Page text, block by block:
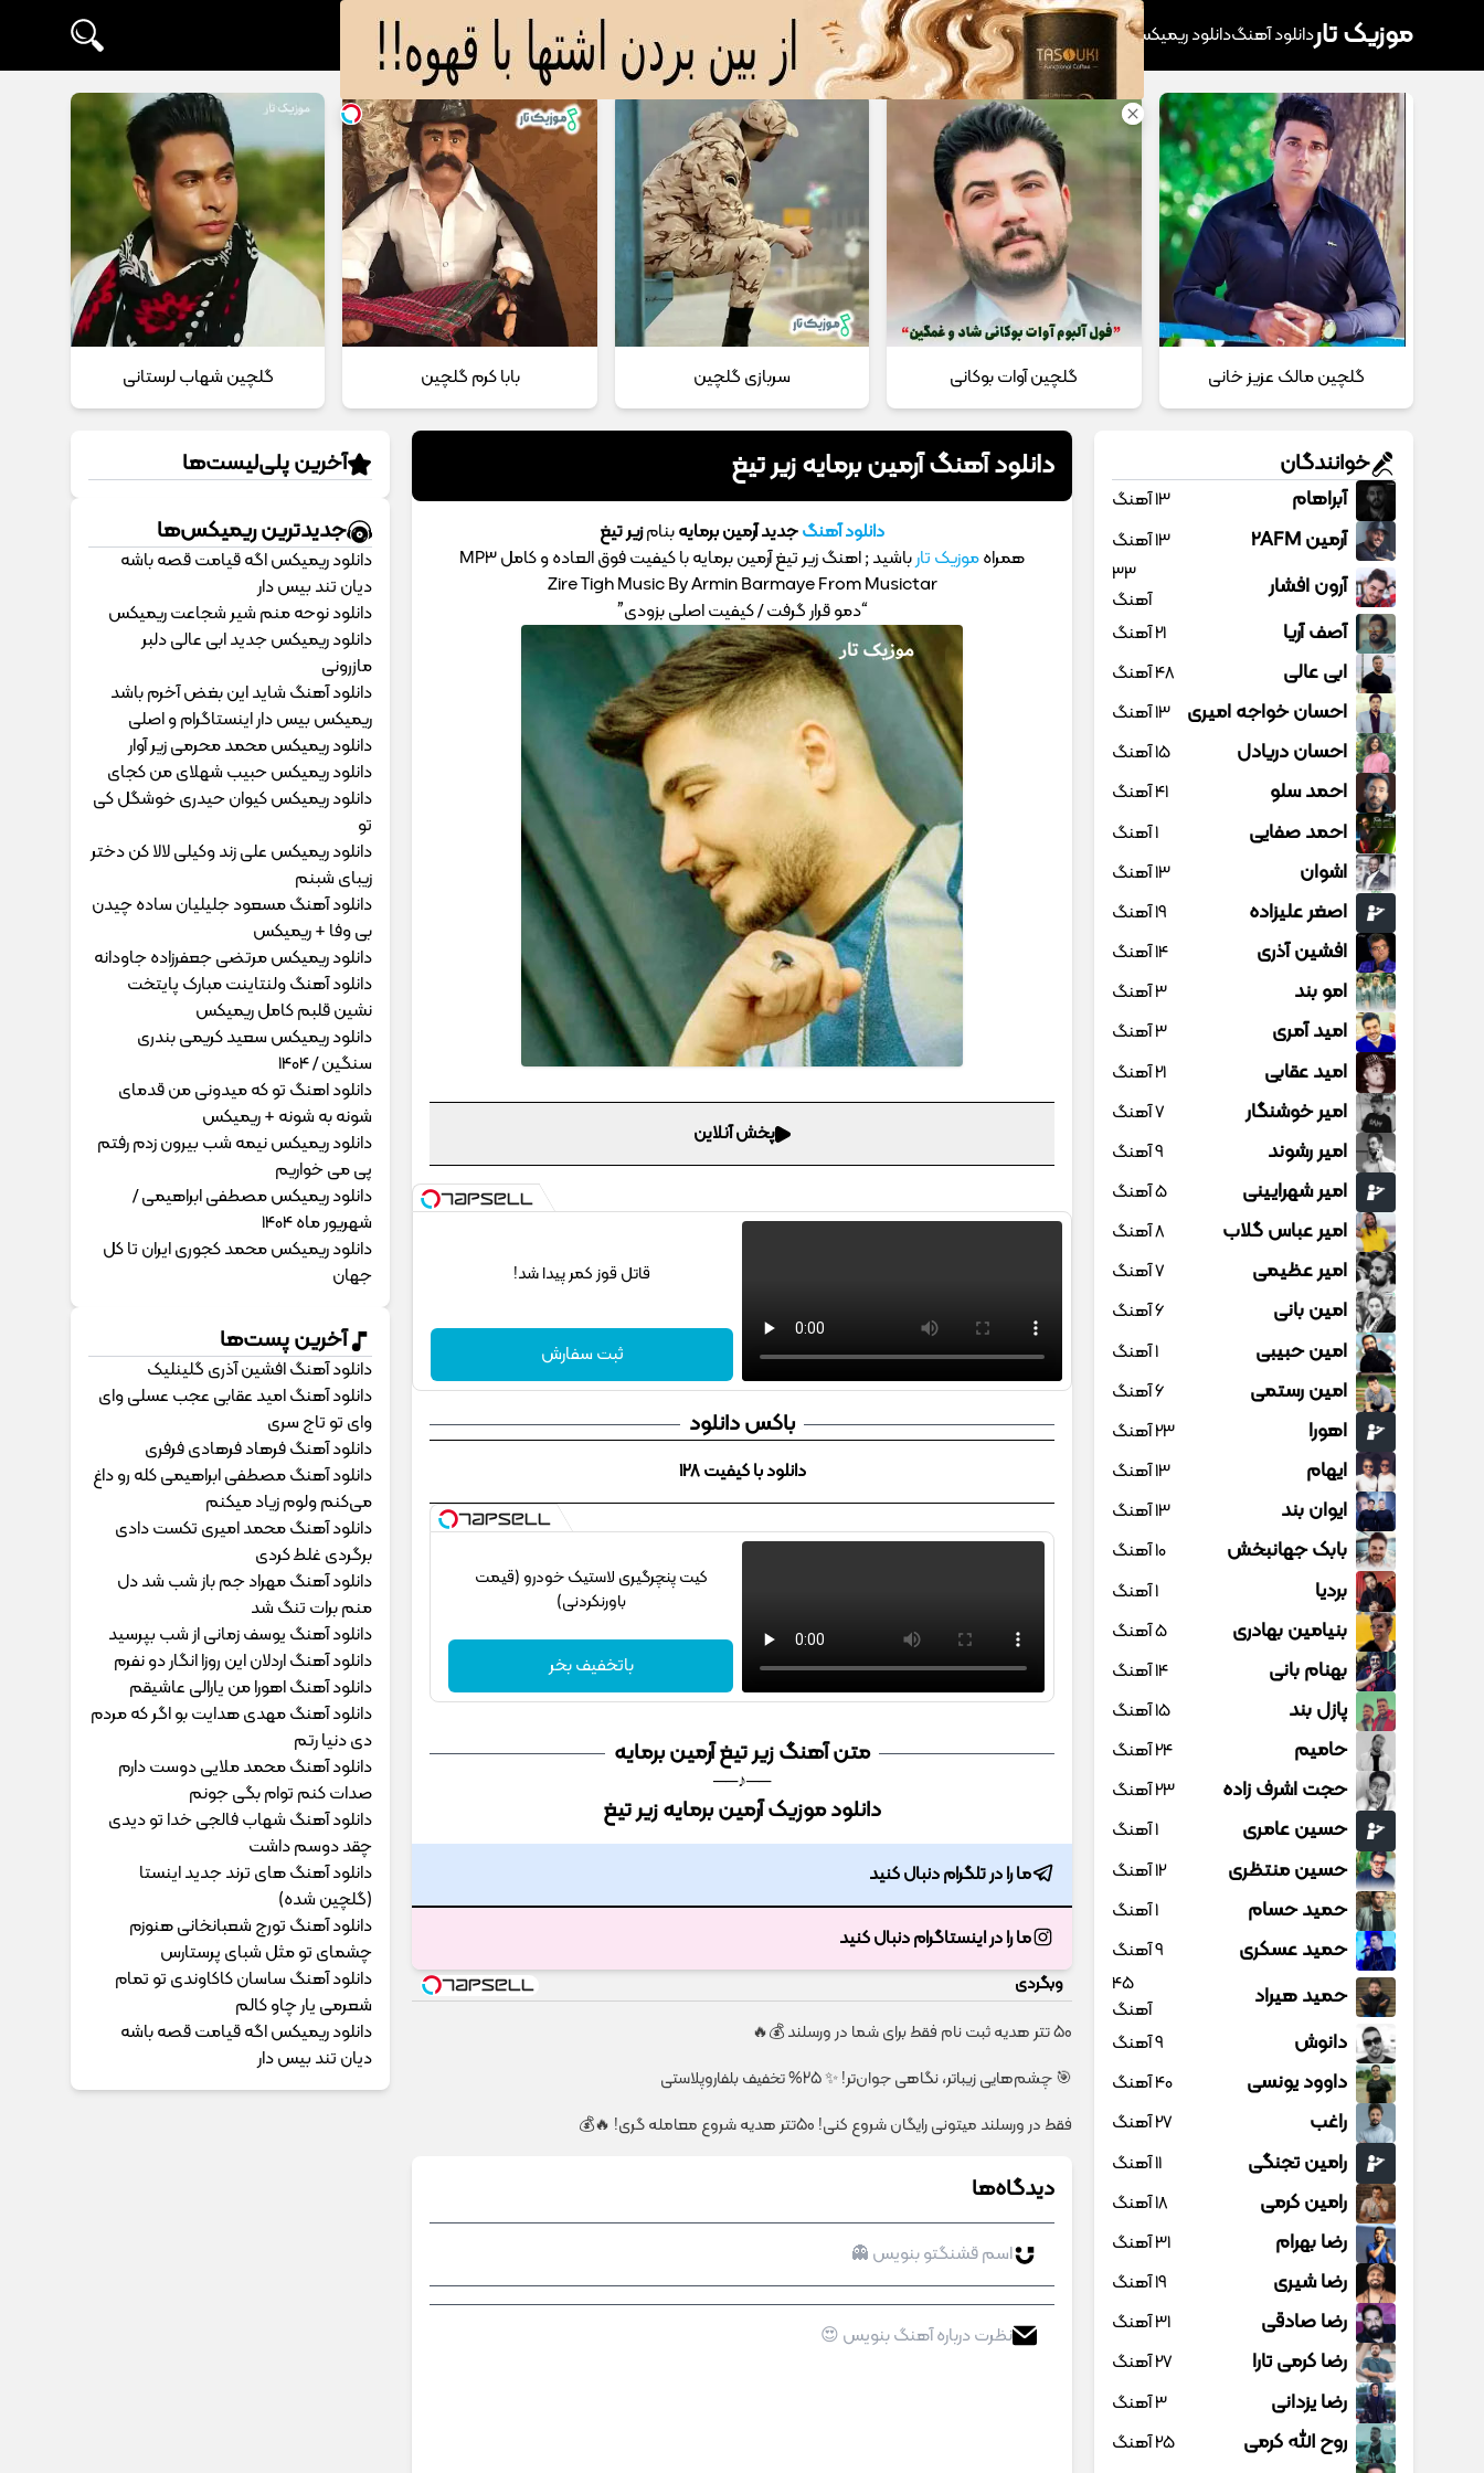
موزیک تاردانلود آهنگدانلود ریمیکسآهنگ پرطرفدار دانلود مداحیتماس با ما
گلچین مالک عزیز خانی گلچین آوات بوکانی سربازی گلچین بابا کرم گلچین گلچین شهاب لرستانی
دانلود آهنگ آرمین برمایه زیر تیغ
دانلود آهنگجدید آرمین برمایهبنامزیر تیغ
همراهموزیک تارباشید ; اهنگ زیر تیغ آرمین برمایه با کیفیت فوق العاده و کامل MP3
Zire Tigh Music By Armin Barmaye From Musictar
“دمو قرار گرفت / کیفیت اصلی بزودی”
پخش آنلاین
قاتل قوز کمر پیدا شد!
ثبت سفارش
باکس دانلود
دانلود با کیفیت 128
کیت پنچرگیری لاستیک خودرو (قیمت
باورنکردنی)
باتخفیف بخر
متن آهنگ زیر تیغ آرمین برمایه
──♪──
دانلود موزیک آرمین برمایه زیر تیغ
ما را در تلگرام دنبال کنید
ما را در اینستاگرام دنبال کنید
وبگردی
50 تتر هدیه ثبت نام فقط برای شما در ورسلند 💰🔥
🎯 چشم‌هایی زیباتر، نگاهی جوان‌تر! ✨ 25% تخفیف بلفاروپلاستی
فقط در ورسلند میتونی رایگان شروع کنی! 50تتر هدیه شروع معامله گری! 🔥💰
دیدگاه‌ها
خوانندگان
آبراهام 13 آهنگ
آرمین 2AFM 13 آهنگ
آرون افشار
33
آهنگ
آصف آریا 21 آهنگ
ابی عالی 48 آهنگ
احسان خواجه امیری 13 آهنگ
احسان دریادل 15 آهنگ
احمد سلو 41 آهنگ
احمد صفایی 1 آهنگ
اشوان 13 آهنگ
اصغر علیزاده 19 آهنگ
افشین آذری 14 آهنگ
امو بند 3 آهنگ
امید آمری 3 آهنگ
امید عقابی 21 آهنگ
امیر خوشنگار 7 آهنگ
امیر رشوند 9 آهنگ
امیر شهرایینی 5 آهنگ
امیر عباس گلاب 8 آهنگ
امیر عظیمی 7 آهنگ
امین بانی 6 آهنگ
امین حبیبی 1 آهنگ
امین رستمی 6 آهنگ
اهورا 23 آهنگ
ایهام 13 آهنگ
ایوان بند 13 آهنگ
بابک جهانبخش 10 آهنگ
بردیا 1 آهنگ
بنیامین بهادری 5 آهنگ
بهنام بانی 14 آهنگ
پازل بند 15 آهنگ
حامیم 24 آهنگ
حجت اشرف زاده 23 آهنگ
حسین عامری 1 آهنگ
حسین منتظری 12 آهنگ
حمید حسام 1 آهنگ
حمید عسکری 9 آهنگ
حمید هیراد
45
آهنگ
دانوش 9 آهنگ
داوود یونسی 40 آهنگ
راغب 27 آهنگ
رامین تجنگی 11 آهنگ
رامین کرمی 18 آهنگ
رضا بهرام 31 آهنگ
رضا شیری 19 آهنگ
رضا صادقی 31 آهنگ
رضا کرمی تارا 27 آهنگ
رضا یزدانی 3 آهنگ
روح الله کرمی 25 آهنگ
آخرین پلی‌لیست‌ها
جدیدترین ریمیکس‌ها
دانلود ریمیکس اگه قیامت قصه باشه
دیان تند بیس دار
دانلود نوحه منم شیر شجاعت ریمیکس
دانلود ریمیکس جدید ابی عالی دلبر
مازرونی
دانلود آهنگ شاید این بغض آخرم باشد
ریمیکس بیس دار اینستاگرام و اصلی
دانلود ریمیکس محمد محرمی زیر آوار
دانلود ریمیکس حبیب شهلای من کجای
دانلود ریمیکس کیوان حیدری خوشگل کی
تو
دانلود ریمیکس علی زند وکیلی لالا کن دختر
زیبای شبنم
دانلود آهنگ مسعود جلیلیان ساده چیدن
بی وفا + ریمیکس
دانلود ریمیکس مرتضی جعفرزاده جاودانه
دانلود آهنگ ولنتاینت مبارک پایتخت
نشین قلبم کامل ریمیکس
دانلود ریمیکس سعید کریمی بندری
سنگین / 1404
دانلود اهنگ تو که میدونی من قدمای
شونه به شونه + ریمیکس
دانلود ریمیکس نیمه شب بیرون زدم رفتم
پی می خواریم
دانلود ریمیکس مصطفی ابراهیمی /
شهریور ماه 1404
دانلود ریمیکس محمد کجوری ایران تا کل
جهان
آخرین پست‌ها
دانلود آهنگ افشین آذری گلینلیک
دانلود آهنگ امید عقابی عجب عسلی وای
وای تو تاج سری
دانلود آهنگ فرهاد فرهادی فرفری
دانلود آهنگ مصطفی ابراهیمی کله رو داغ
می‌کنم ولوم زیاد میکنم
دانلود آهنگ محمد امیری ﺗﻜﺴﺖ دادی
ﺑﺮﮔﺮدی ﻏﻠﻄ ﻛﺮدی
دانلود آهنگ مهراد جم ﺑﺎز ﺷﺐ ﺷﺪ دل
ﻣﻨﻢ ﺑﺮات ﺗﻨﮓ ﺷﺪ
دانلود آهنگ یوسف زمانی از شب بپرسید
دانلود آهنگ اردلان این روزا انگار دو نفرم
دانلود آهنگ اهورا من یارالی عاشیقم
دانلود آهنگ مهدی هدایت بو اگر که مردم
دی دنیا رتم
دانلود آهنگ محمد ملایی دوﺳﺖ دارم
ﺻﺪات ﻛﻨﻢ ﺗﻮام ﺑﮕﻰ ﺟﻮﻧﻢ
دانلود آهنگ شهاب فالجی خدا تو دیدی
چقد دوسم داشت
دانلود آهنگ های ترند جدید اینستا
(گلچین شده)
دانلود آهنگ تورج شعبانخانی هنوزم
چشمای تو مثل شبای پرستارس
دانلود آهنگ ساسان کاکاوندی تو تمام
شعرمی یار چاو کالم
دانلود ریمیکس اگه قیامت قصه باشه
دیان تند بیس دار